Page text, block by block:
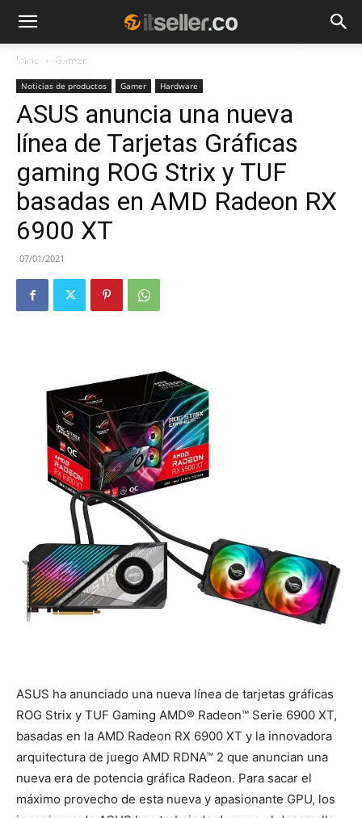
NOTICIAS
Inicio Gamer
Noticias de productos Gamer Hardware
ASUS anuncia una nueva
línea de Tarjetas Gráficas
gaming ROG Strix y TUF
basadas en AMD Radeon RX
6900 XT
07/01/2021
ASUS ha anunciado una nueva línea de tarjetas gráficas
ROG Strix y TUF Gaming AMD® Radeon™ Serie 6900 XT,
basadas en la AMD Radeon RX 6900 XT y la innovadora
arquitectura de juego AMD RDNA™ 2 que anuncian una
nueva era de potencia gráfica Radeon. Para sacar el
máximo provecho de esta nueva y apasionante GPU, los